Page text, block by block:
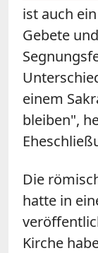
ist auch
Gebete
einem
bleiben",
Die
hatte in
Kirche